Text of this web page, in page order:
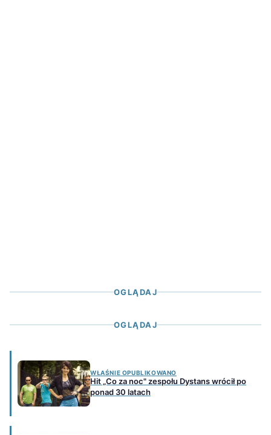
OGLĄDAJ
OGLĄDAJ
WŁAŚNIE OPUBLIKOWANO
Hit „Co za noc" zespołu Dystans wrócił po
ponad 30 latach